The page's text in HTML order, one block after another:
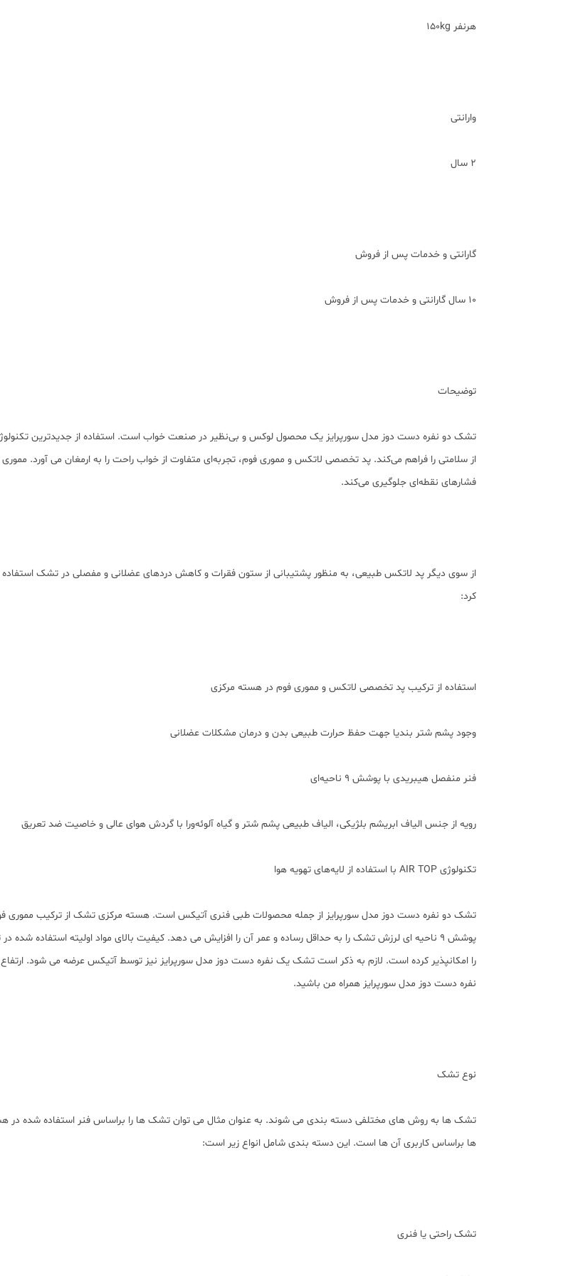
هرنفر 150kg
وارانتی
2 سال
گارانتی و خدمات پس از فروش
۱۰ سال گارانتی و خدمات پس از فروش
توضیحات
تشک دو نفره دست دوز مدل سورپرایز یک محصول لوکس و بی‌نظیر در صنعت خواب است. استفاده از جدیدترین
از سلامتی را فراهم می‌کند. پد تخصصی لاتکس و مموری فوم، تجربه‌ای متفاوت از خواب راحت را به ارمغان می آورد.
فشارهای نقطه‌ای جلوگیری می‌کند.
از سوی دیگر پد لاتکس طبیعی، به منظور پشتیبانی از ستون فقرات و کاهش دردهای عضلانی و مفصلی در تشک
کرد:
استفاده از ترکیب پد تخصصی لاتکس و مموری فوم در هسته مرکزی
وجود پشم شتر بندیا جهت حفظ حرارت طبیعی بدن و درمان مشکلات عضلانی
فنر منفصل هیبریدی با پوشش ۹ ناحیه‌ای
رویه از جنس الیاف ابریشم بلژیکی، الیاف طبیعی پشم شتر و گیاه آلوئه‌ورا با گردش هوای عالی و خاصیت ضد تعریق
تکنولوژی AIR TOP با استفاده از لایه‌های تهویه هوا
تشک دو نفره دست دوز مدل سورپرایز از جمله محصولات طبی فنری آتیکس است. هسته مرکزی تشک از ترکیب
نفره دست دوز مدل سورپرایز همراه من باشید.
نوع تشک
تشک ها به روش های مختلفی دسته بندی می شوند. به عنوان مثال می توان تشک ها را براساس فنر استفاده شده در
ها براساس کاربری آن ها است. این دسته بندی شامل انواع زیر است:
تشک راحتی یا فنری